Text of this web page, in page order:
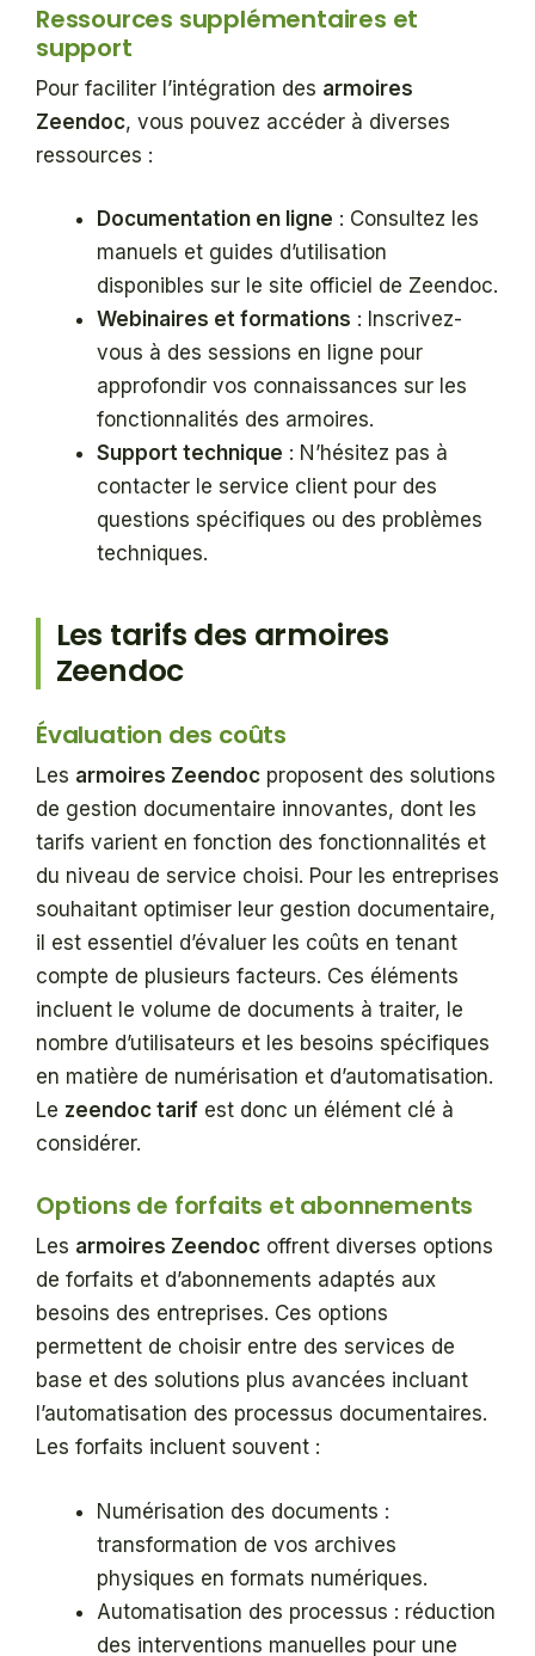
Ressources supplémentaires et
support
Pour faciliter l’intégration des armoires
Zeendoc, vous pouvez accéder à diverses
ressources :
Documentation en ligne : Consultez les
manuels et guides d’utilisation
disponibles sur le site officiel de Zeendoc.
Webinaires et formations : Inscrivez-
vous à des sessions en ligne pour
approfondir vos connaissances sur les
fonctionnalités des armoires.
Support technique : N’hésitez pas à
contacter le service client pour des
questions spécifiques ou des problèmes
techniques.
Les tarifs des armoires
Zeendoc
Évaluation des coûts
Les armoires Zeendoc proposent des solutions
de gestion documentaire innovantes, dont les
tarifs varient en fonction des fonctionnalités et
du niveau de service choisi. Pour les entreprises
souhaitant optimiser leur gestion documentaire,
il est essentiel d’évaluer les coûts en tenant
compte de plusieurs facteurs. Ces éléments
incluent le volume de documents à traiter, le
nombre d’utilisateurs et les besoins spécifiques
en matière de numérisation et d’automatisation.
Le zeendoc tarif est donc un élément clé à
considérer.
Options de forfaits et abonnements
Les armoires Zeendoc offrent diverses options
de forfaits et d’abonnements adaptés aux
besoins des entreprises. Ces options
permettent de choisir entre des services de
base et des solutions plus avancées incluant
l’automatisation des processus documentaires.
Les forfaits incluent souvent :
Numérisation des documents :
transformation de vos archives
physiques en formats numériques.
Automatisation des processus : réduction
des interventions manuelles pour une